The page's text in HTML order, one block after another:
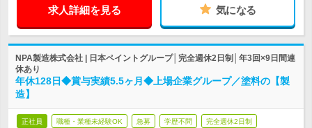
求人詳細を見る 気になる
NPA製造株式会社 | 日本ペイントグループ│完全週休2日制│年3回×9日間連
休あり
年休128日◆賞与実績5.5ヶ月◆上場企業グループ／塗料の【製
造】
正社員 職種・業種未経験OK 急募 学歴不問 完全週休2日制